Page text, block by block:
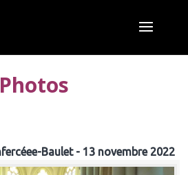
Photos
Baulet - 13 novembre 2022